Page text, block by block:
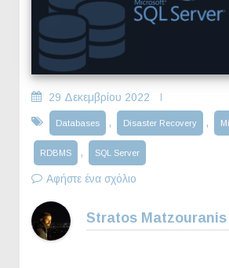
29 Δεκεμβρίου 2022
Databases , Disaster Recovery ,
RDBMS , SQL Server
Αφήστε ένα σχόλιο
Stratos Matzouranis